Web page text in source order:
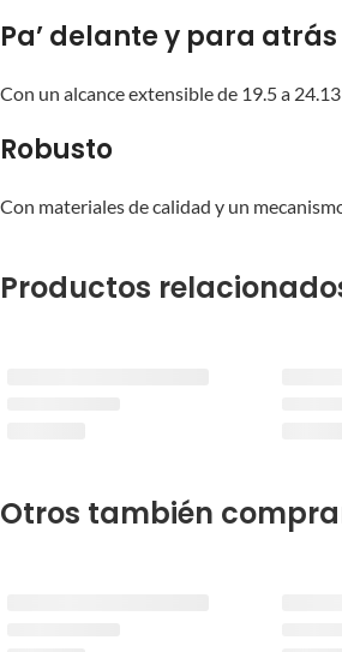
Pa’ delante y para atrás
Con un alcance extensible de 19.5 a
Robusto
Con materiales de calidad y un
Productos
Otros también